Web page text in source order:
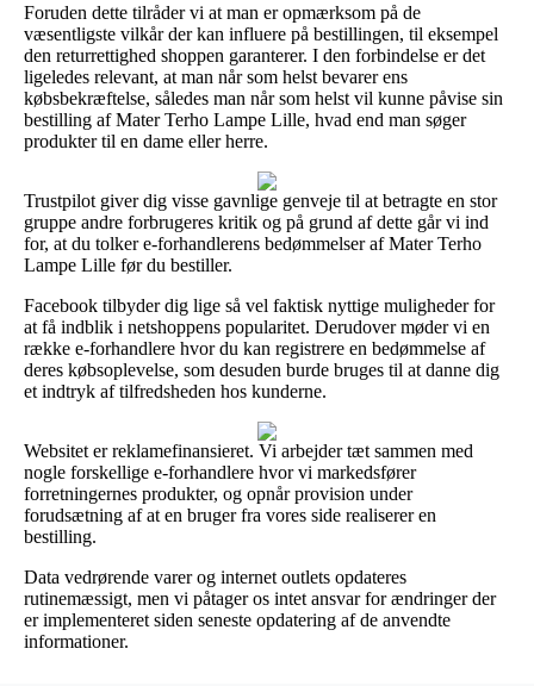
Foruden dette tilråder vi at man er opmærksom på de
væsentligste vilkår der kan influere på bestillingen, til eksempel
den returrettighed shoppen garanterer. I den forbindelse er det
ligeledes relevant, at man når som helst bevarer ens
købsbekræftelse, således man når som helst vil kunne påvise sin
bestilling af Mater Terho Lampe Lille, hvad end man søger
produkter til en dame eller herre.
Trustpilot giver dig visse gavnlige genveje til at betragte en stor
gruppe andre forbrugeres kritik og på grund af dette går vi ind
for, at du tolker e-forhandlerens bedømmelser af Mater Terho
Lampe Lille før du bestiller.
Facebook tilbyder dig lige så vel faktisk nyttige muligheder for
at få indblik i netshoppens popularitet. Derudover møder vi en
række e-forhandlere hvor du kan registrere en bedømmelse af
deres købsoplevelse, som desuden burde bruges til at danne dig
et indtryk af tilfredsheden hos kunderne.
Websitet er reklamefinansieret. Vi arbejder tæt sammen med
nogle forskellige e-forhandlere hvor vi markedsfører
forretningernes produkter, og opnår provision under
forudsætning af at en bruger fra vores side realiserer en
bestilling.
Data vedrørende varer og internet outlets opdateres
rutinemæssigt, men vi påtager os intet ansvar for ændringer der
er implementeret siden seneste opdatering af de anvendte
informationer.